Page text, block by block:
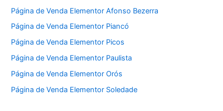
Página de Venda Elementor Afonso Bezerra
Página de Venda Elementor Piancó
Página de Venda Elementor Picos
Página de Venda Elementor Paulista
Página de Venda Elementor Orós
Página de Venda Elementor Soledade